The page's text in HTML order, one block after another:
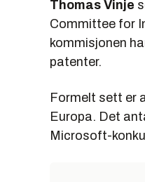
Thomas Vinje
Committee for
kommisjonen
patenter.
Formelt sett er
Europa. Det
Microsoft-